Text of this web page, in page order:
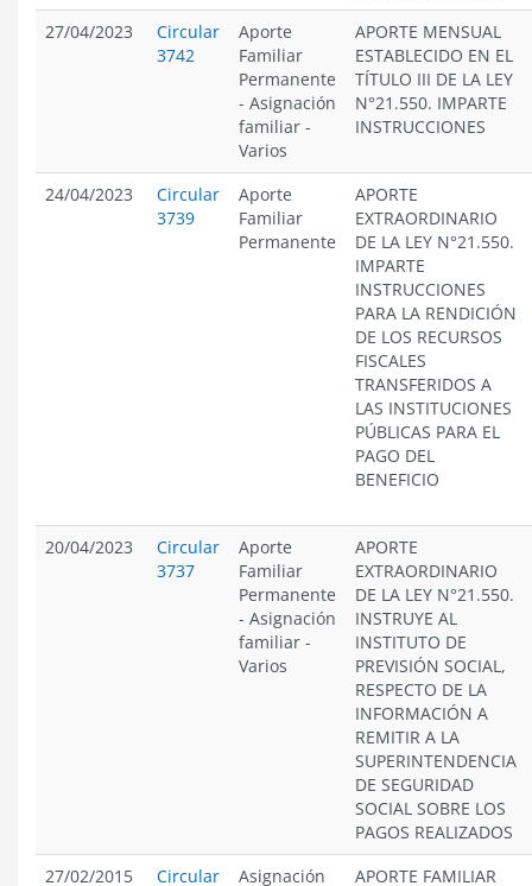
27/04/2023
Circular
3742
Aporte
Familiar
Permanente
- Asignación
familiar -
Varios
APORTE MENSUAL
ESTABLECIDO EN EL
TÍTULO III DE LA LEY
N°21.550. IMPARTE
INSTRUCCIONES
24/04/2023
Circular
3739
Aporte
Familiar
Permanente
APORTE
EXTRAORDINARIO
DE LA LEY N°21.550.
IMPARTE
INSTRUCCIONES
PARA LA RENDICIÓN
DE LOS RECURSOS
FISCALES
TRANSFERIDOS A
LAS INSTITUCIONES
PÚBLICAS PARA EL
PAGO DEL
BENEFICIO
20/04/2023
Circular
3737
Aporte
Familiar
Permanente
- Asignación
familiar -
Varios
APORTE
EXTRAORDINARIO
DE LA LEY N°21.550.
INSTRUYE AL
INSTITUTO DE
PREVISIÓN SOCIAL,
RESPECTO DE LA
INFORMACIÓN A
REMITIR A LA
SUPERINTENDENCIA
DE SEGURIDAD
SOCIAL SOBRE LOS
PAGOS REALIZADOS
27/02/2015
Circular Asignación APORTE FAMILIAR